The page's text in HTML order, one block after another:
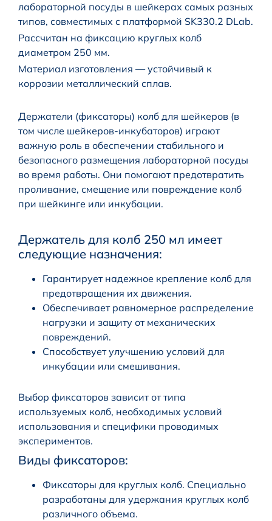
лабораторной посуды в шейкерах самых разных
типов, совместимых с платформой SK330.2 DLab.
Рассчитан на фиксацию круглых колб
диаметром 250 мм.
Материал изготовления — устойчивый к
коррозии металлический сплав.
Держатели (фиксаторы) колб для шейкеров (в
том числе шейкеров-инкубаторов) играют
важную роль в обеспечении стабильного и
безопасного размещения лабораторной посуды
во время работы. Они помогают предотвратить
проливание, смещение или повреждение колб
при шейкинге или инкубации.
Держатель для колб 250 мл имеет
следующие назначения:
Гарантирует надежное крепление колб для
предотвращения их движения.
Обеспечивает равномерное распределение
нагрузки и защиту от механических
повреждений.
Способствует улучшению условий для
инкубации или смешивания.
Выбор фиксаторов зависит от типа
используемых колб, необходимых условий
использования и специфики проводимых
экспериментов.
Виды фиксаторов:
Фиксаторы для круглых колб. Специально
разработаны для удержания круглых колб
различного объема.